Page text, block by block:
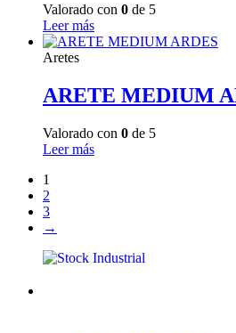
Valorado con 0 de 5
Leer más
Aretes
ARETE MEDIUM
Valorado con 0 de 5
Leer más
1
2
3
→